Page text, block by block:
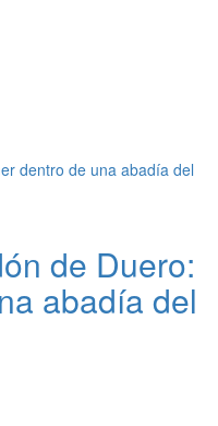
de Duero:
abadía del